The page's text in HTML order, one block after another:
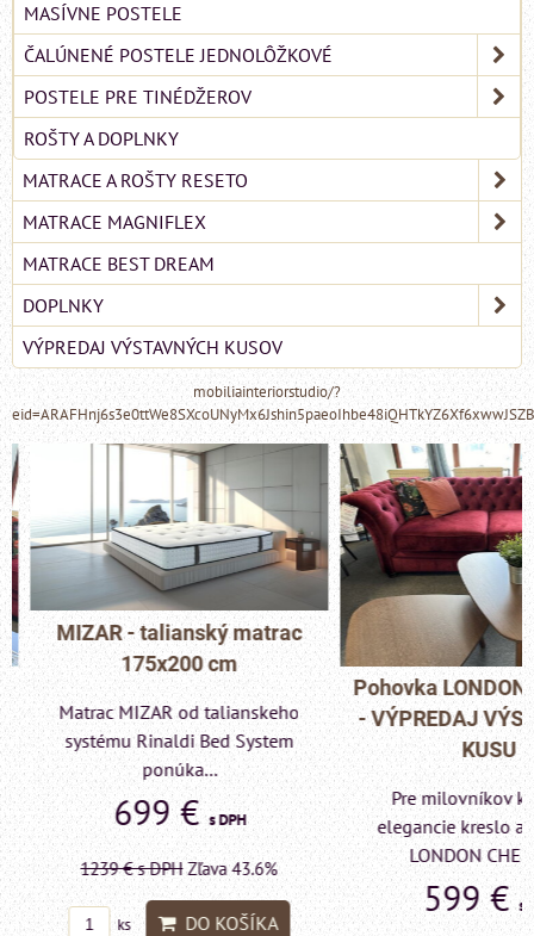
MASÍVNE POSTELE
ČALÚNENÉ POSTELE JEDNOLÔŽKOVÉ
POSTELE PRE TINÉDŽEROV
ROŠTY A DOPLNKY
MATRACE A ROŠTY RESETO
MATRACE MAGNIFLEX
MATRACE BEST DREAM
DOPLNKY
VÝPREDAJ VÝSTAVNÝCH KUSOV
mobiliainteriorstudio/?
MIZAR - talianský matrac
175x200 cm
Matrac MIZAR od talianskeho
systému Rinaldi Bed System
ponúka...
699 €s DPH
1239 €s DPH Zľava 43.6%
DO KOŠÍKA
Pohovka LONDON
- VÝPREDAJ
KUSU
Pre milovníkov
elegancie kreslo a
LONDON
599 €s